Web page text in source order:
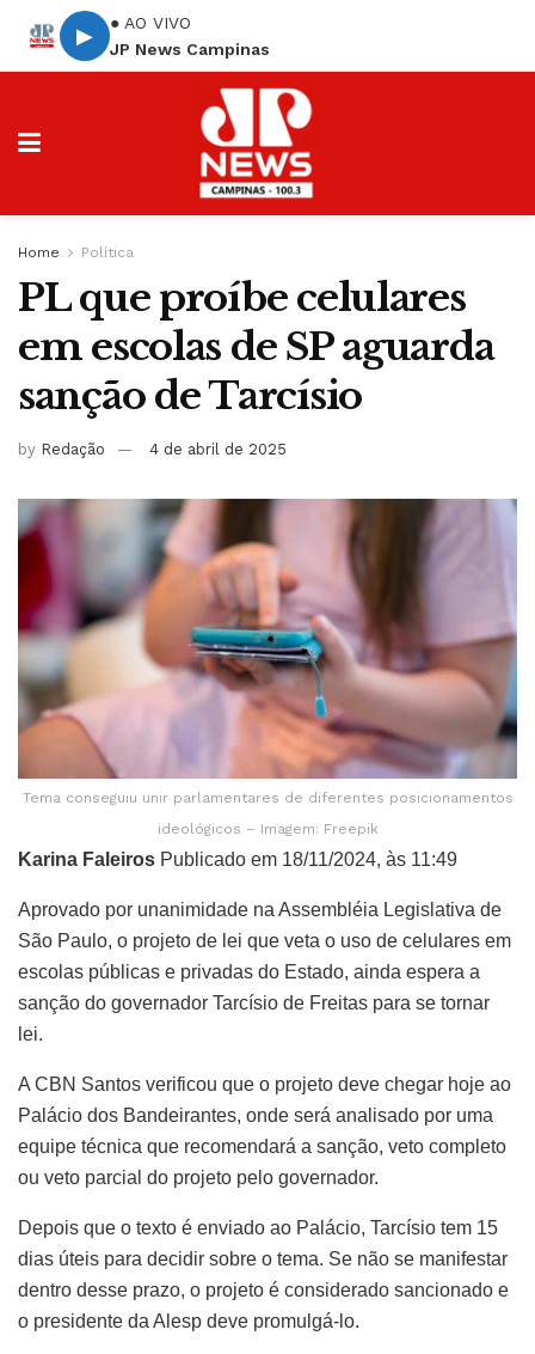
▶
● AO VIVO
JP News Campinas
Home Política
PL que proíbe celulares
em escolas de SP aguarda
sanção de Tarcísio
by Redação 4 de abril de 2025
Tema conseguiu unir parlamentares de diferentes posicionamentos
ideológicos – Imagem: Freepik
Karina Faleiros Publicado em 18/11/2024, às 11:49
Aprovado por unanimidade na Assembléia Legislativa de
São Paulo, o projeto de lei que veta o uso de celulares em
escolas públicas e privadas do Estado, ainda espera a
sanção do governador Tarcísio de Freitas para se tornar
lei.
A CBN Santos verificou que o projeto deve chegar hoje ao
Palácio dos Bandeirantes, onde será analisado por uma
equipe técnica que recomendará a sanção, veto completo
ou veto parcial do projeto pelo governador.
Depois que o texto é enviado ao Palácio, Tarcísio tem 15
dias úteis para decidir sobre o tema. Se não se manifestar
dentro desse prazo, o projeto é considerado sancionado e
o presidente da Alesp deve promulgá-lo.